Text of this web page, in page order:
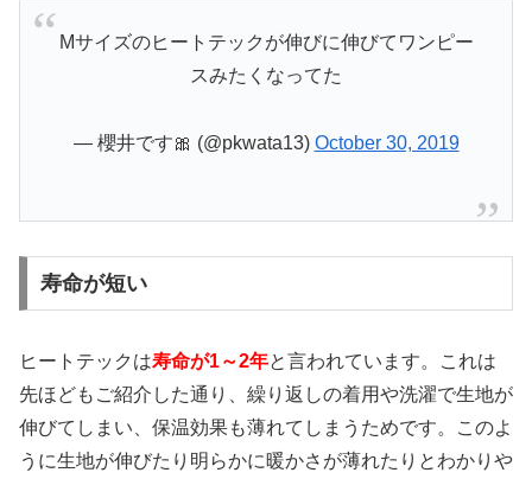
Mサイズのヒートテックが伸びに伸びてワンピー
スみたくなってた
— 櫻井です🎀 (@pkwata13) October 30, 2019
寿命が短い
ヒートテックは寿命が1～2年と言われています。これは
先ほどもご紹介した通り、繰り返しの着用や洗濯で生地が
伸びてしまい、保温効果も薄れてしまうためです。このよ
うに生地が伸びたり明らかに暖かさが薄れたりとわかりや